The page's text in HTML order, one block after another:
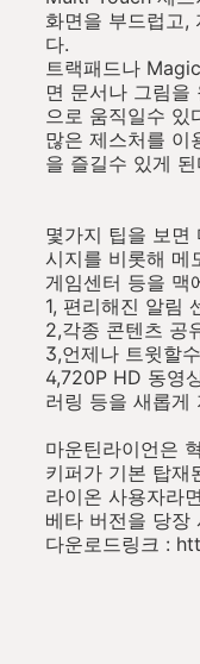
화면을 부드럽고,
다.
트랙패드나
면 문서나 그림을
으로 움직일수 있
많은 제스처를 이
을 즐길수 있게 된
몇가지 팁을 보면
시지를 비롯해
게임센터 등을 맥
1, 편리해진 알림
2,각종 콘텐츠 공
3,언제나 트윗할
4,720P HD 동영
러링 등을 새롭게
마운틴라이언은
키퍼가 기본 탑재
라이온 사용자라
베타 버전을 당장
다운로드링크 :